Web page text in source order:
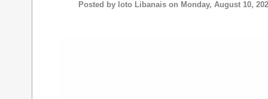
Posted by loto Libanais on Monday, August 10,